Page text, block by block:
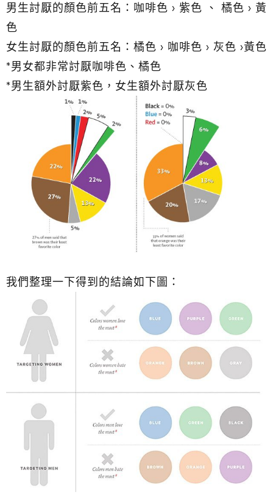
男生討厭的顏色前五名：咖啡色 > 紫色 、 橘色 > 黃
色
女生討厭的顏色前五名：橘色 > 咖啡色 > 灰色 >黃色
*男女都非常討厭咖啡色、橘色
*男生額外討厭紫色，女生額外討厭灰色
我們整理一下得到的結論如下圖：